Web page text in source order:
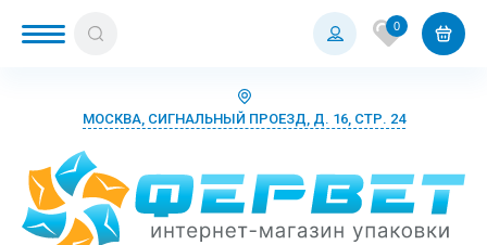
0
МОСКВА, СИГНАЛЬНЫЙ ПРОЕЗД, Д. 16, СТР. 24